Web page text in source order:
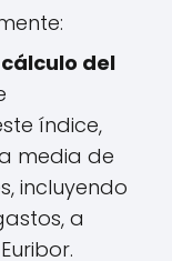
del
índice,
media de
incluyendo
a